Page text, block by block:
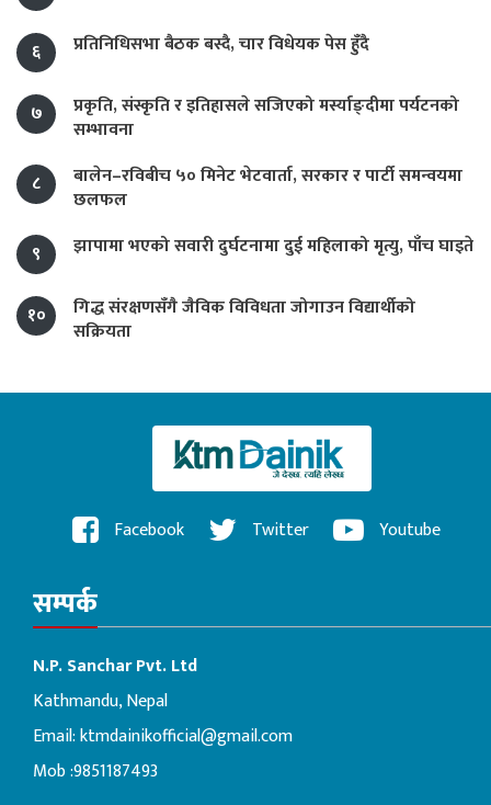
६ प्रतिनिधिसभा बैठक बस्दै, चार विधेयक पेस हुँदै
७
प्रकृति, संस्कृति र इतिहासले सजिएको मर्स्याङ्दीमा पर्यटनको
सम्भावना
८
बालेन–रविबीच ५० मिनेट भेटवार्ता, सरकार र पार्टी समन्वयमा
छलफल
९
झापामा भएको सवारी दुर्घटनामा दुई महिलाको मृत्यु, पाँच घाइते
१०
गिद्ध संरक्षणसँगै जैविक विविधता जोगाउन विद्यार्थीको
सक्रियता
Facebook Twitter Youtube
सम्पर्क
N.P. Sanchar Pvt. Ltd
Kathmandu, Nepal
Email:ktmdainikofficial@gmail.com
Mob :9851187493